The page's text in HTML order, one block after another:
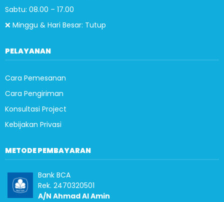
Sabtu: 08.00 – 17.00
❌ Minggu & Hari Besar: Tutup
PELAYANAN
Cara Pemesanan
Cara Pengiriman
Konsultasi Project
Kebijakan Privasi
METODE PEMBAYARAN
Bank BCA
Rek. 2470320501
A/N Ahmad Al Amin